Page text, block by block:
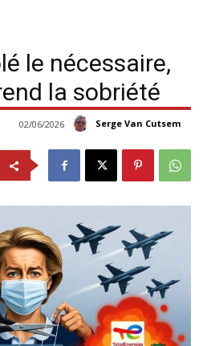
le nécessaire,
la sobriété
Serge Van Cutsem
02/06/2026